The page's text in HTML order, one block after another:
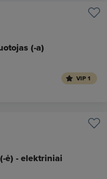
(-a)
VIP 1
ė) - elektriniai